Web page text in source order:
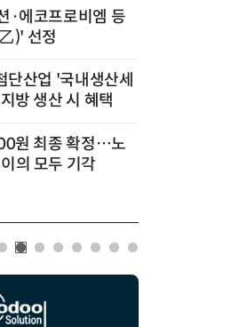
·에코프로비엠 등
)' 선정
단산업 '국내생산세
방 생산 시 혜택
원 최종 확정…노
의 모두 기각